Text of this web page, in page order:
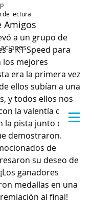
Amigos
de lectura
a un grupo de
a K1 Speed para
los mejores
era la primera vez
ellos subían a una
y todos ellos nos
la valentía que
la pista junto con la
demostraron.
de
su deseo de
ganadores
medallas en una
al final!